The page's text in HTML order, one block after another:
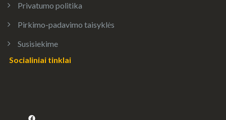
Privatumo politika
Pirkimo-padavimo taisyklės
Susisiekime
Socialiniai tinklai